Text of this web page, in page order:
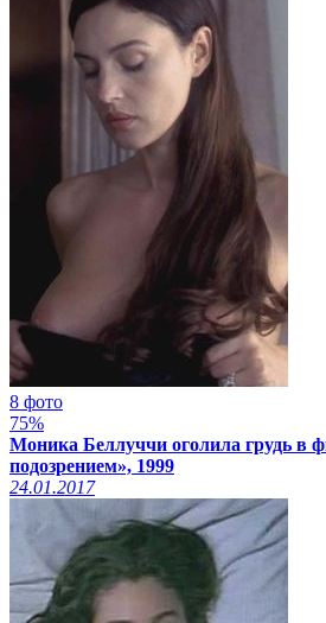
8 фото
75%
Моника Беллуччи оголила грудь в
подозрением», 1999
24.01.2017